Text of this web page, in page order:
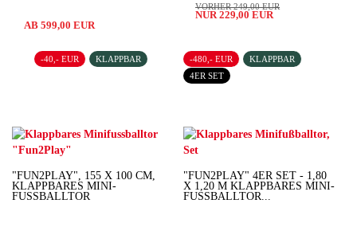
AB 599,00 EUR
VORHER 249,00 EUR
NUR 229,00 EUR
-40,- EUR KLAPPBAR
"FUN2PLAY", 155 X 100 CM,
KLAPPBARES MINI-
FUSSBALLTOR
-480,- EUR
KLAPPBAR
4ER SET
"FUN2PLAY" 4ER SET - 1,80
X 1,20 M KLAPPBARES MINI-
FUSSBALLTOR...